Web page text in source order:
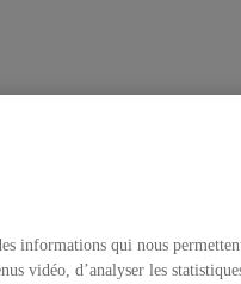
informations qui nous
vidéo, d’analyser les